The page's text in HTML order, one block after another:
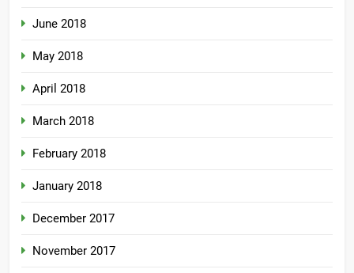
June 2018
May 2018
April 2018
March 2018
February 2018
January 2018
December 2017
November 2017